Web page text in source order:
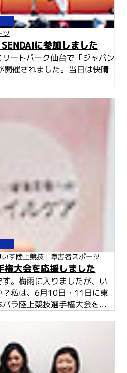
ツ
に参加しました
ートパーク仙台で「ジャパン
開催されました。当日は快晴
いす陸上競技 | 障害者スポーツ
権大会を応援しました
。梅雨に入りましたが、い
？私は、6月10日・11日に東
ラ陸上競技選手権大会を...